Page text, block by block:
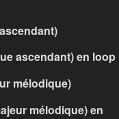
ascendant) en loop
mélodique)
mélodique) en